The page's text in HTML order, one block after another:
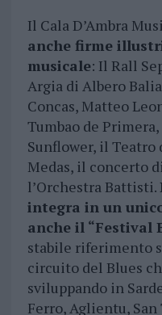
Il Cala D’Ambra
anche firme
musicale: Il Rall
Argia di Albero
Concas, Matteo
Tumbao de
Sunflower, il Teatro
Medas, il concerto
l’Orchestra Battisti.
integra in un
anche il “Festival
stabile riferimento
circuito del Blues
sviluppando in
Ferro, Aglientu,